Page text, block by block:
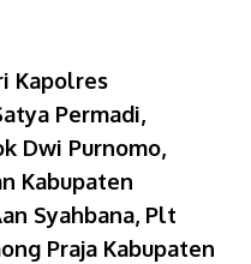
Kapolres
Permadi,
Dwi Purnomo,
Kabupaten
Syahbana, Plt
Praja Kabupaten